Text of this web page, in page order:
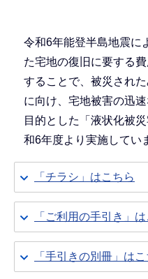
令和6年能登半島地震に
た宅地の復旧に要する
することで、被災され
に向け、宅地被害の迅
目的とした「液状化被
和6年度より実施してい
「チラシ」はこちら
「ご利用の手引き」
「手引きの別冊」はこ